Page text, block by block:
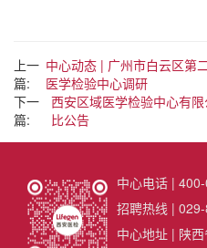
上一
篇:
中心动态 | 广州市白云区第
医学检验中心调研
下一
篇:
西安区域医学检验中心有
比公告
中心电话 |
招聘热线 |
中心地址 | 陕